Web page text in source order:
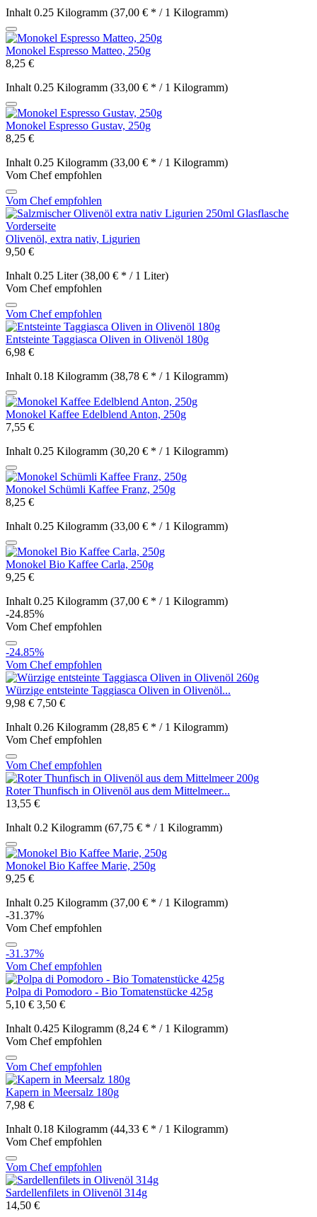
Inhalt 0.25 Kilogramm (37,00 € * / 1 Kilogramm)
Monokel Espresso Matteo, 250g
8,25 €
Inhalt 0.25 Kilogramm (33,00 € * / 1 Kilogramm)
Monokel Espresso Gustav, 250g
8,25 €
Inhalt 0.25 Kilogramm (33,00 € * / 1 Kilogramm)
Vom Chef empfohlen
Vom Chef empfohlen
Olivenöl, extra nativ, Ligurien
9,50 €
Inhalt 0.25 Liter(38,00 € * / 1 Liter)
Vom Chef empfohlen
Vom Chef empfohlen
Entsteinte Taggiasca Oliven in Olivenöl 180g
6,98 €
Inhalt 0.18 Kilogramm (38,78 € * / 1 Kilogramm)
Monokel Kaffee Edelblend Anton, 250g
7,55 €
Inhalt 0.25 Kilogramm (30,20 € * / 1 Kilogramm)
Monokel Schümli Kaffee Franz, 250g
8,25 €
Inhalt 0.25 Kilogramm (33,00 € * / 1 Kilogramm)
Monokel Bio Kaffee Carla, 250g
9,25 €
Inhalt 0.25 Kilogramm (37,00 € * / 1 Kilogramm)
-24.85%
Vom Chef empfohlen
-24.85%
Vom Chef empfohlen
Würzige entsteinte Taggiasca Oliven in Olivenöl...
9,98 € 7,50 €
Inhalt 0.26 Kilogramm (28,85 € * / 1 Kilogramm)
Vom Chef empfohlen
Vom Chef empfohlen
Roter Thunfisch in Olivenöl aus dem Mittelmeer...
13,55 €
Inhalt 0.2 Kilogramm (67,75 € * / 1 Kilogramm)
Monokel Bio Kaffee Marie, 250g
9,25 €
Inhalt 0.25 Kilogramm (37,00 € * / 1 Kilogramm)
-31.37%
Vom Chef empfohlen
-31.37%
Vom Chef empfohlen
Polpa di Pomodoro - Bio Tomatenstücke 425g
5,10 € 3,50 €
Inhalt 0.425 Kilogramm (8,24 € * / 1 Kilogramm)
Vom Chef empfohlen
Vom Chef empfohlen
Kapern in Meersalz 180g
7,98 €
Inhalt 0.18 Kilogramm (44,33 € * / 1 Kilogramm)
Vom Chef empfohlen
Vom Chef empfohlen
Sardellenfilets in Olivenöl 314g
14,50 €